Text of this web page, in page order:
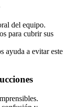
del equipo.
para cubrir sus
ayuda a evitar este